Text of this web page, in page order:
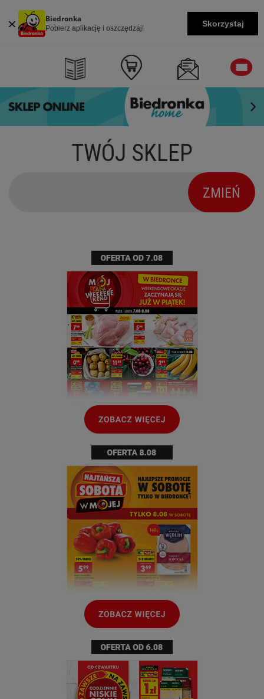
Biedronka
Pobierz aplikację i oszczędzaj! Skorzystaj
TWÓJ SKLEP